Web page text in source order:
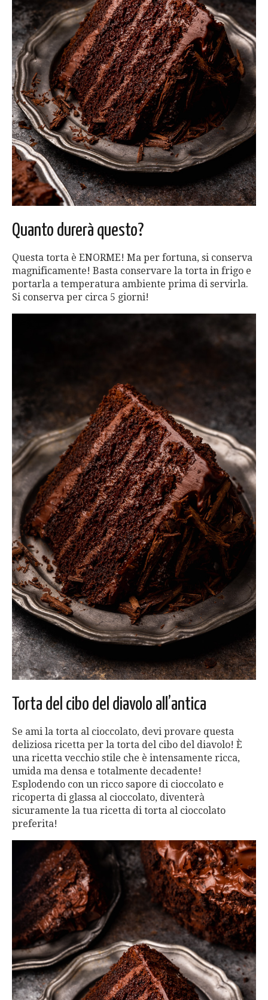
Quanto durerà questo?
Questa torta è ENORME! Ma per fortuna, si conserva
magnificamente! Basta conservare la torta in frigo e
portarla a temperatura ambiente prima di servirla.
Si conserva per circa 5 giorni!
Torta del cibo del diavolo all’antica
Se ami la torta al cioccolato, devi provare questa
deliziosa ricetta per la torta del cibo del diavolo! È
una ricetta vecchio stile che è intensamente ricca,
umida ma densa e totalmente decadente!
Esplodendo con un ricco sapore di cioccolato e
ricoperta di glassa al cioccolato, diventerà
sicuramente la tua ricetta di torta al cioccolato
preferita!